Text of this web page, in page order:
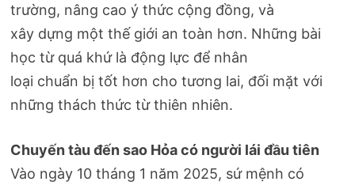
trường, nâng cao ý thức cộng đồng, và
xây dựng một thế giới an toàn hơn. Những bài
học từ quá khứ là động lực để nhân
loại chuẩn bị tốt hơn cho tương lai, đối mặt với
những thách thức từ thiên nhiên.
Chuyến tàu đến sao Hỏa có người lái đầu tiên
Vào ngày 10 tháng 1 năm 2025, sứ mệnh có